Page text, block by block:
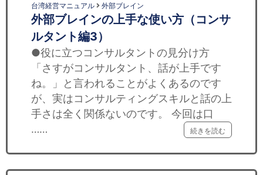
台湾経営マニュアル 外部ブレイン
外部ブレインの上手な使い方（コンサ
ルタント編3）
●役に立つコンサルタントの見分け方
「さすがコンサルタント、話が上手です
ね。」と言われることがよくあるのです
が、実はコンサルティングスキルと話の上
手さは全く関係ないのです。 今回は口
……
続きを読む